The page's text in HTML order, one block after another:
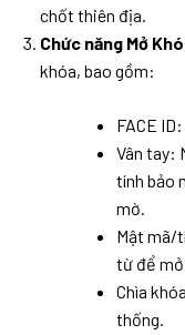
chốt thiên địa.
Chức năng Mở
khóa, bao gồm:
FACE
Vân tay:
tính bảo
mờ.
Mật mã/
từ để
Chìa
thống.